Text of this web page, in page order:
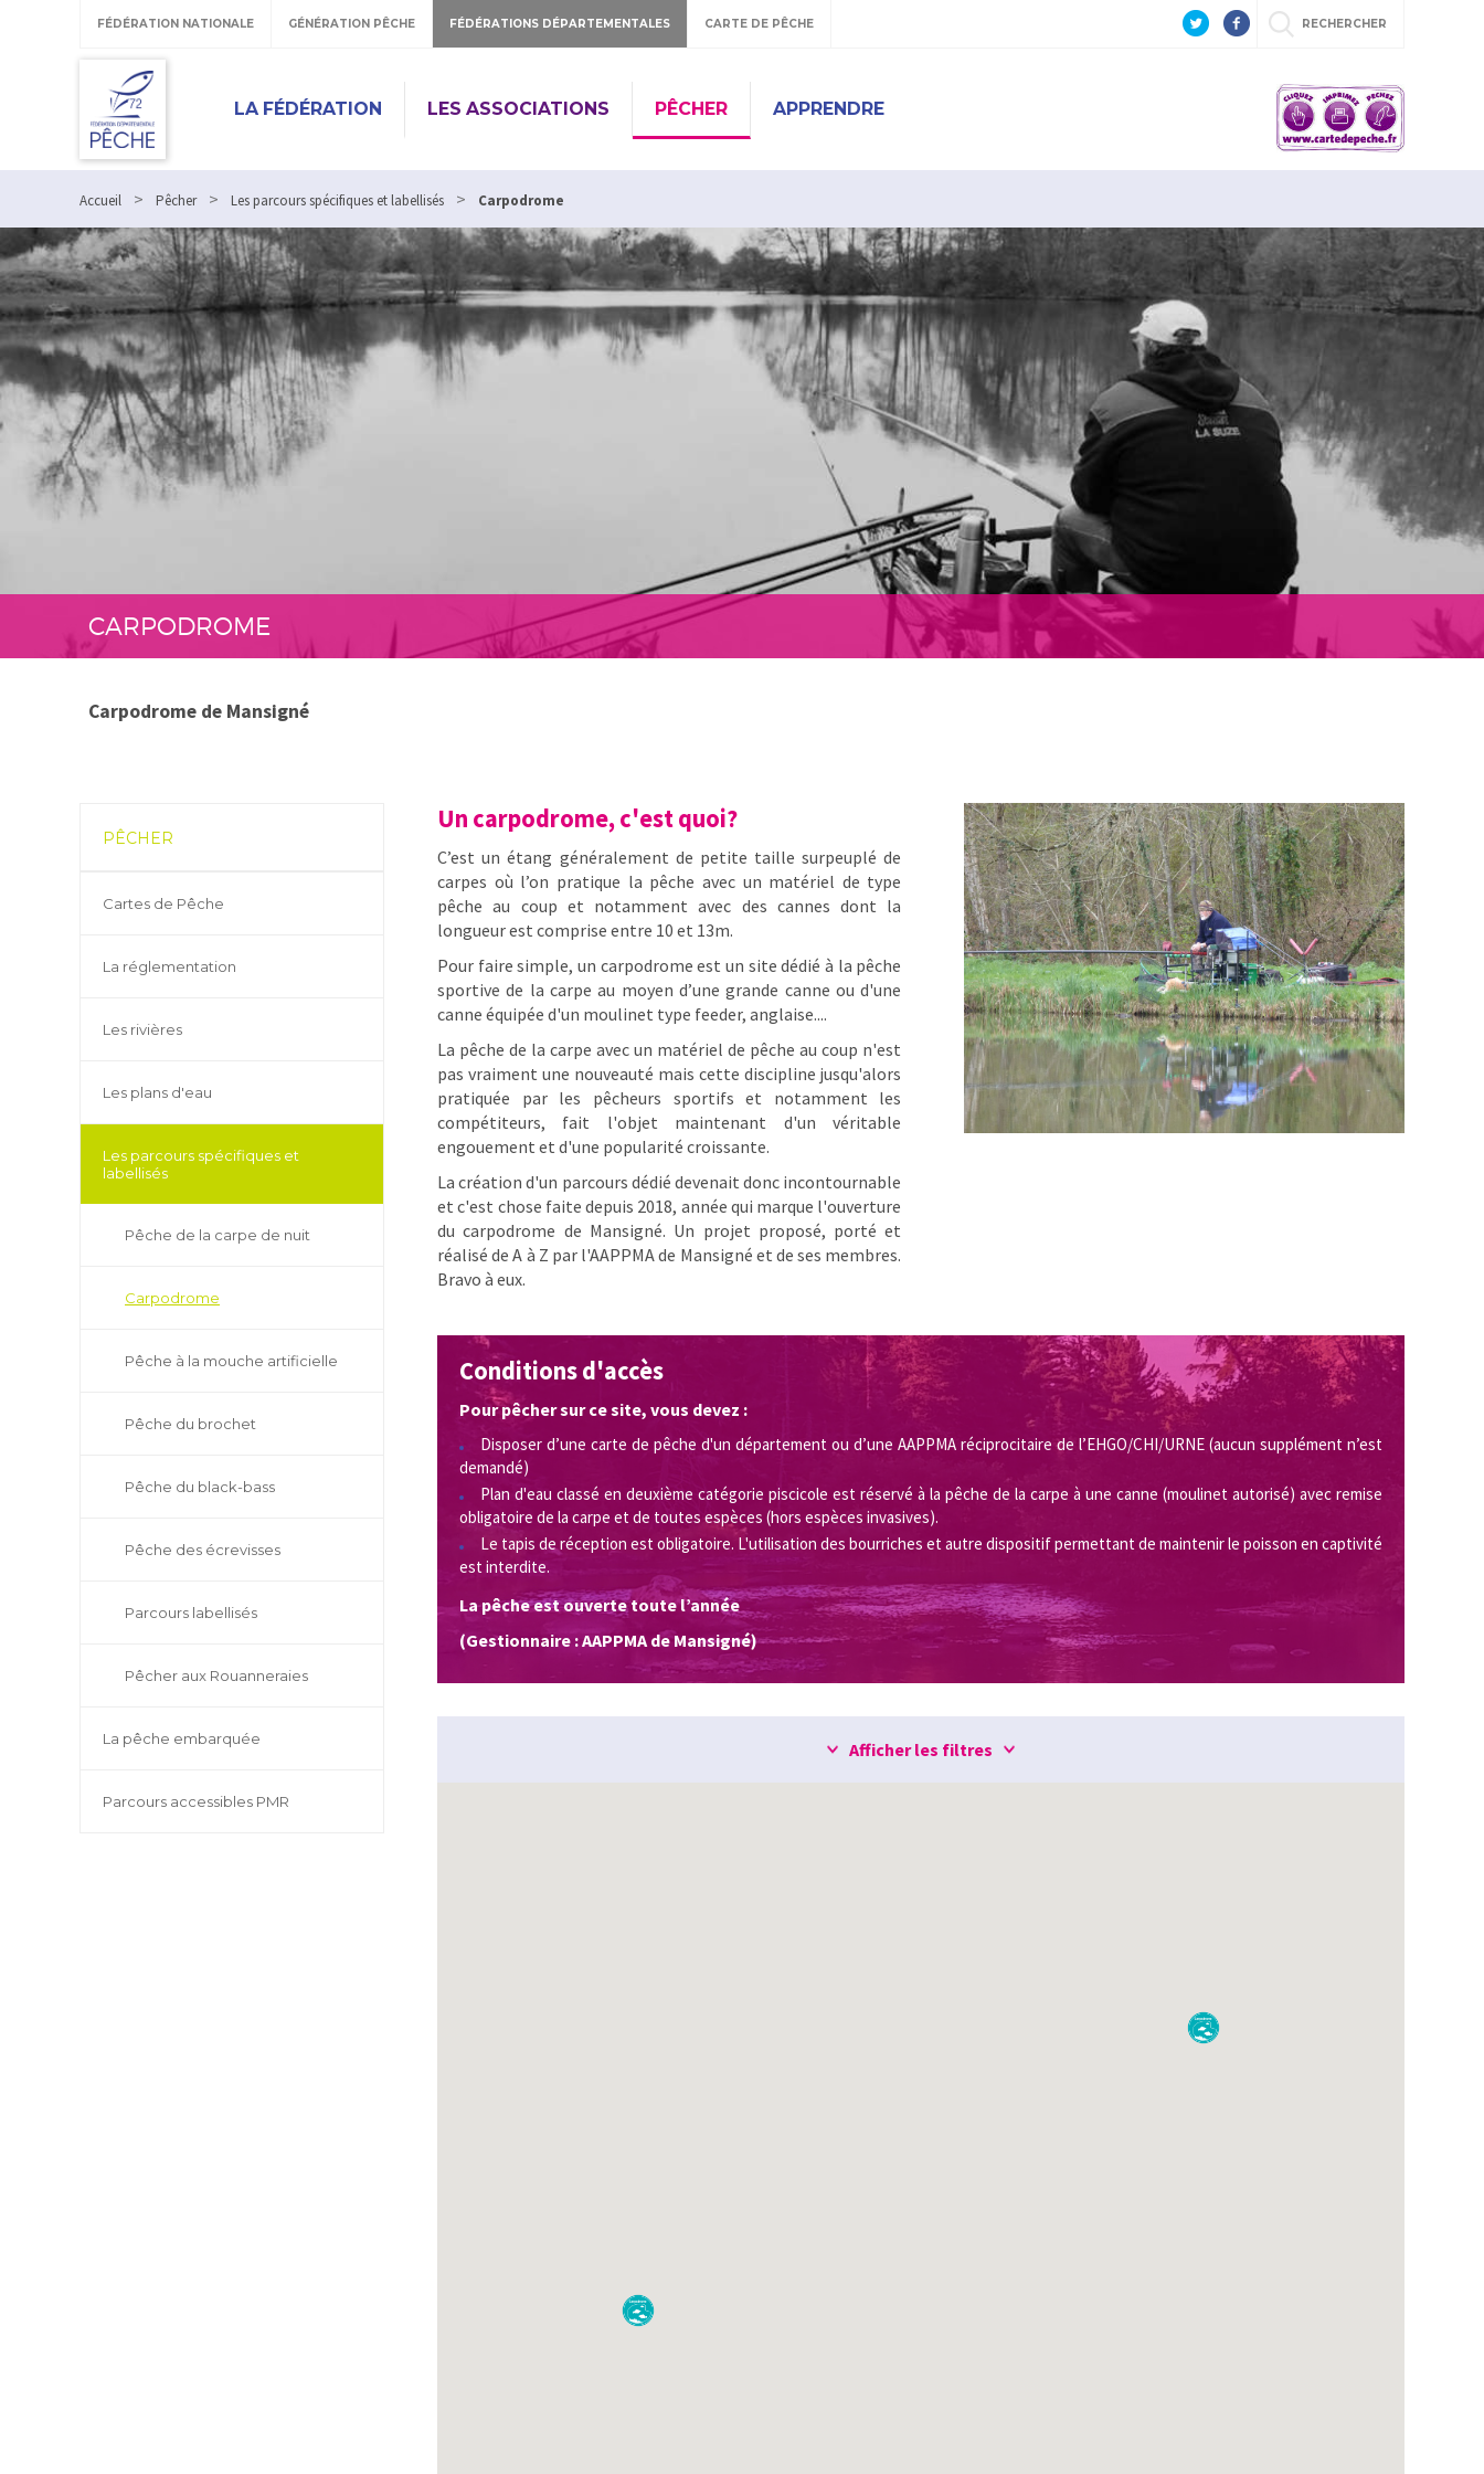
FÉDÉRATION NATIONALE GÉNÉRATION PÊCHE FÉDÉRATIONS DÉPARTEMENTALES CARTE DE PÊCHE RECHERCHER
LA FÉDÉRATION LES ASSOCIATIONS PÊCHER APPRENDRE
Accueil > Pêcher > Les parcours spécifiques et labellisés > Carpodrome
CARPODROME
Carpodrome de Mansigné
PÊCHER
Cartes de Pêche
La réglementation
Les rivières
Les plans d'eau
Les parcours spécifiques et
labellisés
Pêche de la carpe de nuit
Carpodrome
Pêche à la mouche artificielle
Pêche du brochet
Pêche du black-bass
Pêche des écrevisses
Parcours labellisés
Pêcher aux Rouanneraies
La pêche embarquée
Parcours accessibles PMR
Un carpodrome, c'est quoi?
C’est un étang généralement de petite taille surpeuplé de
carpes où l’on pratique la pêche avec un matériel de type
pêche au coup et notamment avec des cannes dont la
longueur est comprise entre 10 et 13m.
Pour faire simple, un carpodrome est un site dédié à la pêche
sportive de la carpe au moyen d’une grande canne ou d'une
canne équipée d'un moulinet type feeder, anglaise....
La pêche de la carpe avec un matériel de pêche au coup n'est
pas vraiment une nouveauté mais cette discipline jusqu'alors
pratiquée par les pêcheurs sportifs et notamment les
compétiteurs, fait l'objet maintenant d'un véritable
engouement et d'une popularité croissante.
La création d'un parcours dédié devenait donc incontournable
et c'est chose faite depuis 2018, année qui marque l'ouverture
du carpodrome de Mansigné. Un projet proposé, porté et
réalisé de A à Z par l'AAPPMA de Mansigné et de ses membres.
Bravo à eux.
Conditions d'accès
Pour pêcher sur ce site, vous devez :
Disposer d’une carte de pêche d'un département ou d’une AAPPMA réciprocitaire de l’EHGO/CHI/URNE (aucun supplément n’est
demandé)
Plan d'eau classé en deuxième catégorie piscicole est réservé à la pêche de la carpe à une canne (moulinet autorisé) avec remise
obligatoire de la carpe et de toutes espèces (hors espèces invasives).
Le tapis de réception est obligatoire. L'utilisation des bourriches et autre dispositif permettant de maintenir le poisson en captivité
est interdite.
La pêche est ouverte toute l’année
(Gestionnaire : AAPPMA de Mansigné)
Afficher les filtres